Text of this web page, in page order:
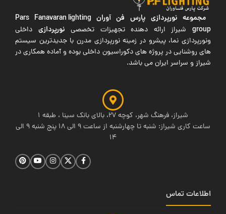
مجموعه نورپردازی پارس فن آوران Pars Fanavaran lighting
groupشیراز ارائه دهنده تجهیزات تخصصی نورپردازی داخلی
ونورپردازی نما، پیشرو در زمینه نورپردازی مدرن با جدیدترین سیستم
های روشنایی در پروژه های دکوراسیون داخلی بوده و آماده همکاری در
شیراز و سراسر ایران می باشد.
شیراز، فرهنگ شهر، کوچه 27، بالای بانک سینا ، طبقه 1
ساعت کاری شیراز: شنبه تا چهارشنبه از ساعت 9 الی 18 پنج شنبه 9 الی
14
اطلاعات تماس